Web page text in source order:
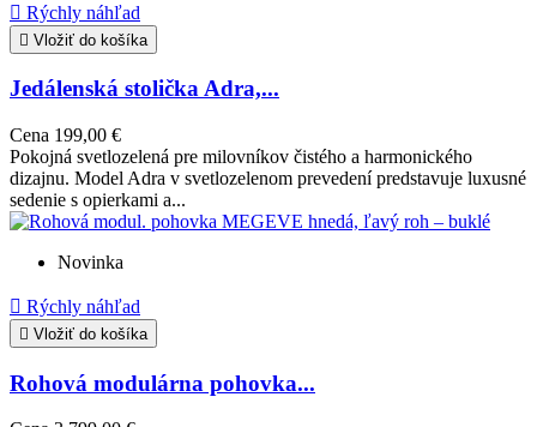
 Rýchly náhľad
 Vložiť do košíka
Jedálenská stolička Adra,...
Cena 199,00 €
Pokojná svetlozelená pre milovníkov čistého a harmonického
dizajnu. Model Adra v svetlozelenom prevedení predstavuje luxusné
sedenie s opierkami a...
Novinka
 Rýchly náhľad
 Vložiť do košíka
Rohová modulárna pohovka...